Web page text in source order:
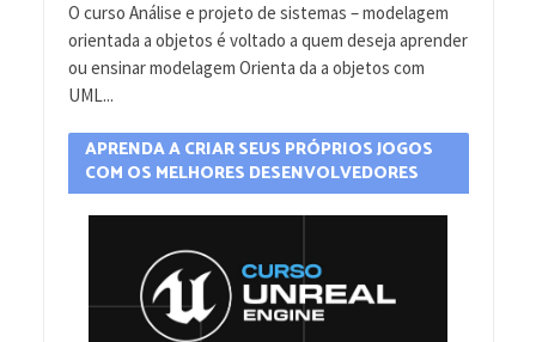
O curso Análise e projeto de sistemas – modelagem
orientada a objetos é voltado a quem deseja aprender
ou ensinar modelagem Orienta da a objetos com
UML...
APRENDA A CRIAR SEUS PRÓPRIOS JOGOS
COM OS MELHORES DESENVOLVEDORES